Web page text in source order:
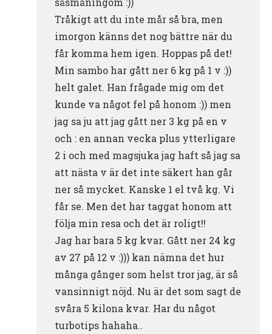
Tråkigt att du inte mår så bra, men
imorgon känns det nog bättre när du
får komma hem igen. Hoppas på det!
Min sambo har gått ner 6 kg på 1 v :))
helt galet. Han frågade mig om det
kunde va något fel på honom :)) men
jag sa ju att jag gått ner 3 kg på en v
och : en annan vecka plus ytterligare
2 i och med magsjuka jag haft så jag sa
att nästa v är det inte säkert han går
ner så mycket. Kanske 1 el två kg. Vi
får se. Men det har taggat honom att
följa min resa och det är roligt!!
Jag har bara 5 kg kvar. Gått ner 24 kg
av 27 på 12 v :))) kan nämna det hur
många gånger som helst tror jag, är så
vansinnigt nöjd. Nu är det som sagt de
svåra 5 kilona kvar. Har du något
turbotips hahaha..